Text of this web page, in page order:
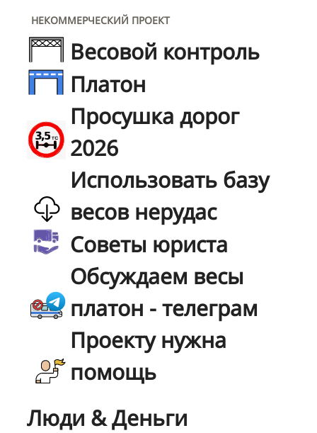
НЕКОММЕРЧЕСКИЙ ПРОЕКТ
Весовой контроль
Платон
Просушка дорог
2026
Использовать базу
весов нерудас
Советы юриста
Обсуждаем весы
платон - телеграм
Проекту нужна
помощь
Люди & Деньги